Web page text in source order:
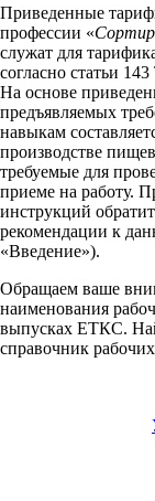
Приведенные
профессии «
служат для
согласно статьи
На основе
предъявляемых
навыкам
производстве
требуемые для
приеме на работу.
инструкций
рекомендации к
«Введение»).
Обращаем ваше
наименования
выпусках ЕТКС.
справочник